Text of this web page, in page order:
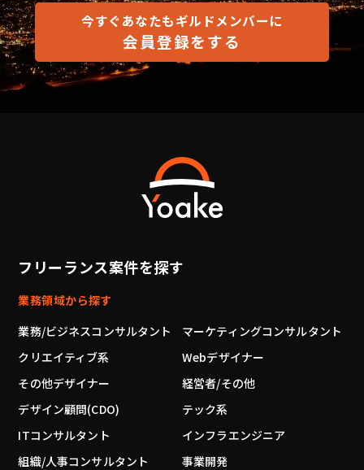
今すぐあなたもギルドメンバーに
会員登録をする
フリーランス案件を探す
業務領域から探す
業務/ビジネスコンサルタント
マーケティングコンサルタント
クリエイティブ系
Webデザイナー
その他デザイナー
経営者/その他
デザイン顧問(CDO)
テック系
ITコンサルタント
インフラエンジニア
組織/人事コンサルタント
事業開発